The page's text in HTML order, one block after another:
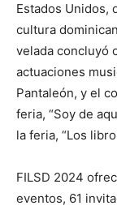
Estados Unidos,
cultura
velada concluyó
actuaciones
Pantaleón, y el
feria, “Soy de
la feria, “Los
FILSD 2024
eventos, 61